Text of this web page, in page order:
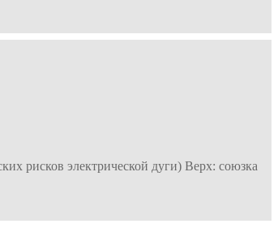
рисков электрической дуги) Верх: союзка